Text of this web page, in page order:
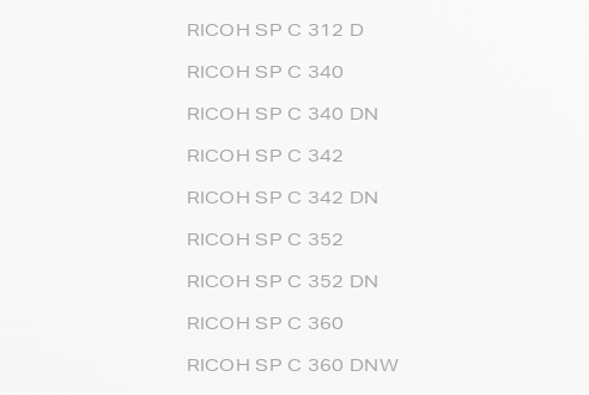
RICOH SP C 312 D
RICOH SP C 340
RICOH SP C 340 DN
RICOH SP C 342
RICOH SP C 342 DN
RICOH SP C 352
RICOH SP C 352 DN
RICOH SP C 360
RICOH SP C 360 DNW